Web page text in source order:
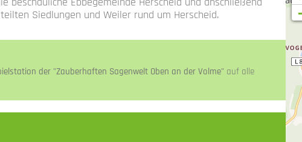
Siedlungen und Weiler rund um Herscheid.
der "Zauberhaften Sagenwelt Oben an der Volme" auf alle